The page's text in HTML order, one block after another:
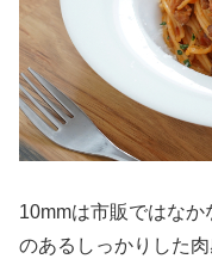
10mmは市販ではなか
のあるしっかりした